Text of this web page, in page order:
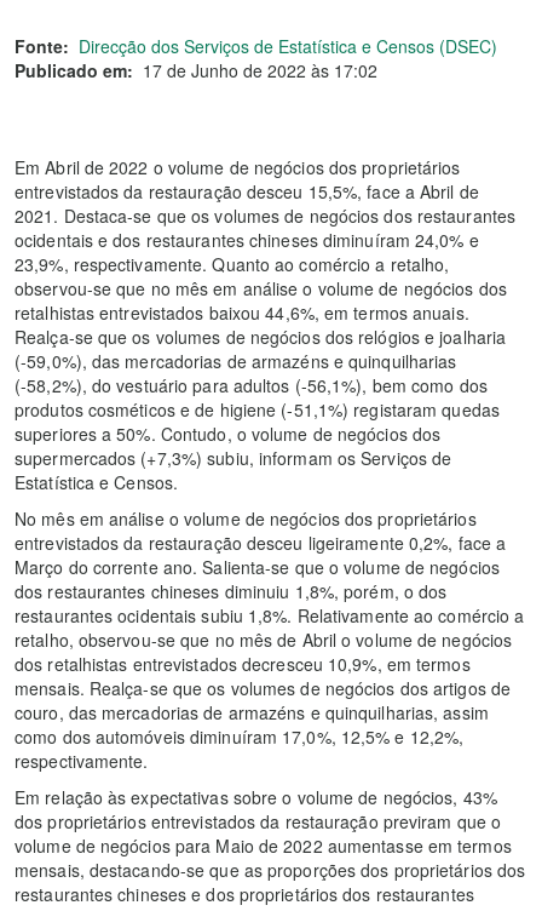
Fonte: Direcção dos Serviços de Estatística e Censos (DSEC)
Publicado em: 17 de Junho de 2022 às 17:02
Em Abril de 2022 o volume de negócios dos proprietários
entrevistados da restauração desceu 15,5%, face a Abril de
2021. Destaca-se que os volumes de negócios dos restaurantes
ocidentais e dos restaurantes chineses diminuíram 24,0% e
23,9%, respectivamente. Quanto ao comércio a retalho,
observou-se que no mês em análise o volume de negócios dos
retalhistas entrevistados baixou 44,6%, em termos anuais.
Realça-se que os volumes de negócios dos relógios e joalharia
(-59,0%), das mercadorias de armazéns e quinquilharias
(-58,2%), do vestuário para adultos (-56,1%), bem como dos
produtos cosméticos e de higiene (-51,1%) registaram quedas
superiores a 50%. Contudo, o volume de negócios dos
supermercados (+7,3%) subiu, informam os Serviços de
Estatística e Censos.
No mês em análise o volume de negócios dos proprietários
entrevistados da restauração desceu ligeiramente 0,2%, face a
Março do corrente ano. Salienta-se que o volume de negócios
dos restaurantes chineses diminuiu 1,8%, porém, o dos
restaurantes ocidentais subiu 1,8%. Relativamente ao comércio a
retalho, observou-se que no mês de Abril o volume de negócios
dos retalhistas entrevistados decresceu 10,9%, em termos
mensais. Realça-se que os volumes de negócios dos artigos de
couro, das mercadorias de armazéns e quinquilharias, assim
como dos automóveis diminuíram 17,0%, 12,5% e 12,2%,
respectivamente.
Em relação às expectativas sobre o volume de negócios, 43%
dos proprietários entrevistados da restauração previram que o
volume de negócios para Maio de 2022 aumentasse em termos
mensais, destacando-se que as proporções dos proprietários dos
restaurantes chineses e dos proprietários dos restaurantes